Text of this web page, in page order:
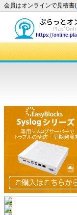
会員はオンラインで見積書(